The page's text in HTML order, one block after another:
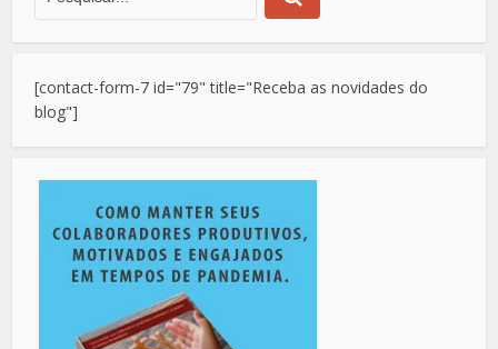
[contact-form-7 id="79" title="Receba as novidades do
blog"]